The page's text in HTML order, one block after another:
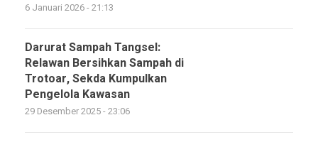
6 Januari 2026 - 21:13
Darurat Sampah Tangsel:
Relawan Bersihkan Sampah di
Trotoar, Sekda Kumpulkan
Pengelola Kawasan
29 Desember 2025 - 23:06